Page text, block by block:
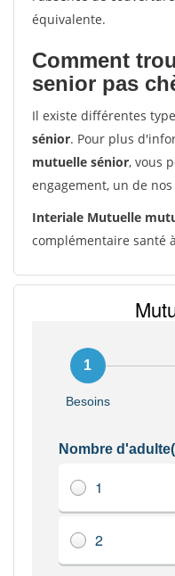
équivalente.
Comment
senior pas
Il existe différentes
sénior. Pour plus
mutuelle sénior, vous
engagement, un de
Interiale Mutuelle
complémentaire santé à